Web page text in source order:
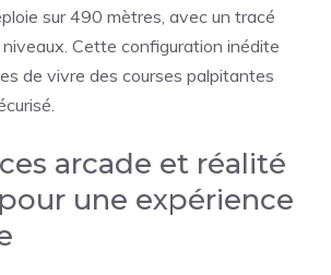
sur 490 mètres, avec un tracé
niveaux. Cette configuration inédite
de vivre des courses palpitantes
arcade et réalité
une expérience